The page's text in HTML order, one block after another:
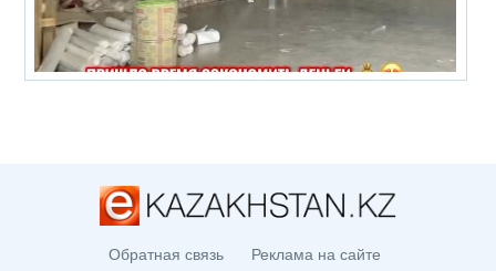
Обратная связь Реклама на сайте